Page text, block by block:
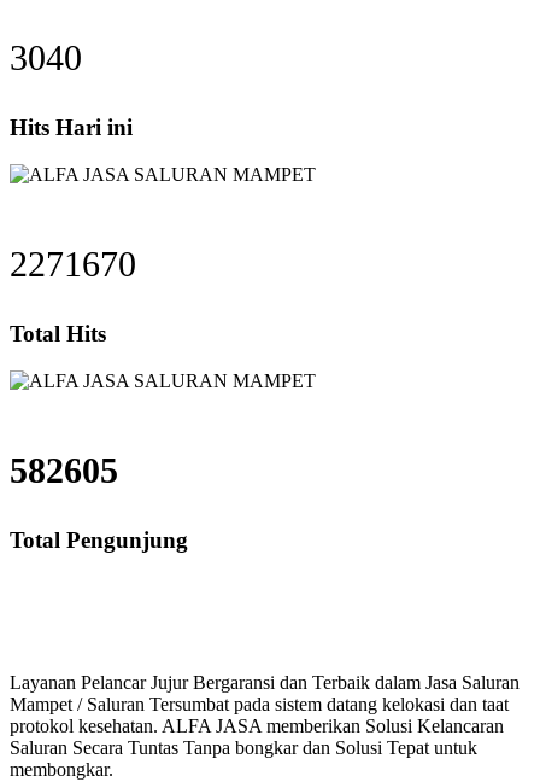
3040
Hits Hari ini
2271670
Total Hits
582605
Total Pengunjung
Layanan Pelancar Jujur Bergaransi dan Terbaik dalam Jasa Saluran
Mampet / Saluran Tersumbat pada sistem datang kelokasi dan taat
protokol kesehatan. ALFA JASA memberikan Solusi Kelancaran
Saluran Secara Tuntas Tanpa bongkar dan Solusi Tepat untuk
membongkar.